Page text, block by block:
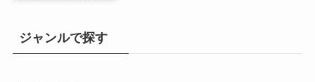
ジャンルで探す